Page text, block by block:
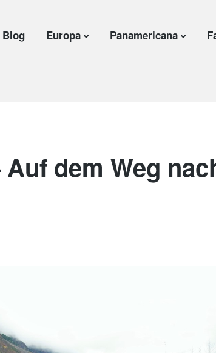
Blog Europa Panamericana
dem Weg